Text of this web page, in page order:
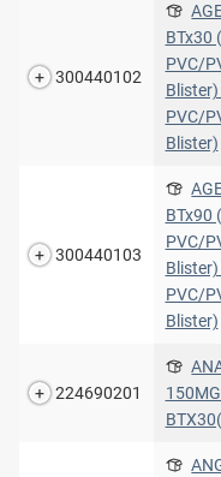
300440102
BTx30
PVC/
PVC/
Blister)
300440103
BTx90
PVC/
PVC/
Blister)
224690201